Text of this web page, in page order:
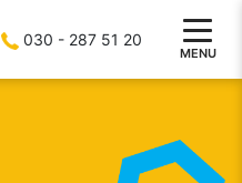
030 - 287 51 20
MENU